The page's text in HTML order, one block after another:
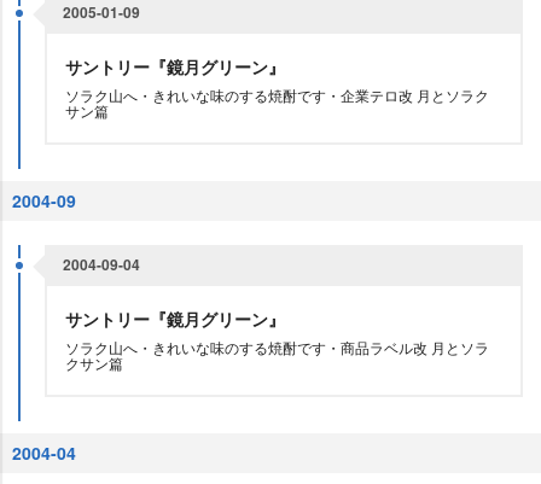
2005-01-09
サントリー『鏡月グリーン』
ソラク山へ・きれいな味のする焼酎です・企業テロ改 月とソラク
サン篇
2004-09
2004-09-04
サントリー『鏡月グリーン』
ソラク山へ・きれいな味のする焼酎です・商品ラベル改 月とソラ
クサン篇
2004-04